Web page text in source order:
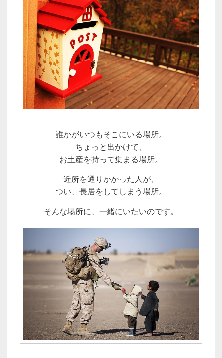
誰かがいつもそこにいる場所。
ちょっと出かけて、
お土産を持って集まる場所。
近所を通りかかった人が、
つい、長居をしてしまう場所。
そんな場所に、一緒にいたいのです。